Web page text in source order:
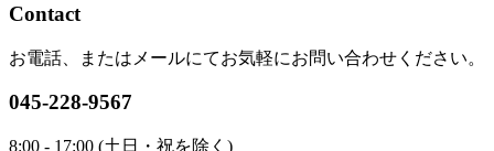
Contact
お電話、またはメールにてお気軽にお問い合わせください。
045-228-9567
8:00 - 17:00 (土日・祝を除く)